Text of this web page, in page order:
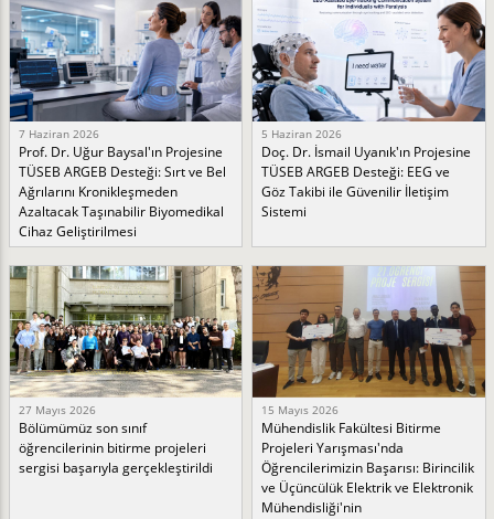
7 Haziran 2026
Prof. Dr. Uğur Baysal'ın Projesine
TÜSEB ARGEB Desteği: Sırt ve Bel
Ağrılarını Kronikleşmeden
Azaltacak Taşınabilir Biyomedikal
Cihaz Geliştirilmesi
5 Haziran 2026
Doç. Dr. İsmail Uyanık'ın Projesine
TÜSEB ARGEB Desteği: EEG ve
Göz Takibi ile Güvenilir İletişim
Sistemi
27 Mayıs 2026
Bölümümüz son sınıf
öğrencilerinin bitirme projeleri
sergisi başarıyla gerçekleştirildi
15 Mayıs 2026
Mühendislik Fakültesi Bitirme
Projeleri Yarışması'nda
Öğrencilerimizin Başarısı: Birincilik
ve Üçüncülük Elektrik ve Elektronik
Mühendisliği'nin